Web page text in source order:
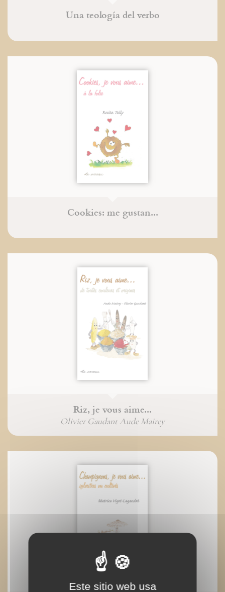
Una teología del verbo
Cookies: me gustan...
Riz, je vous aime...
Olivier Gaudant Aude Mairey
Este sitio web usa